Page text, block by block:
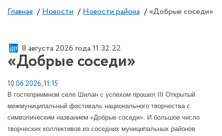
Главная / Новости / Новости района / «Добрые соседи»
8 августа 2026 года 11:32:22
«Добрые соседи»
10.06.2026, 11:15
В гостеприимном селе Шилан с успехом прошел III Открытый
межмуниципальный фестиваль национального творчества с
символическим названием «Добрые соседи». И большое число
творческих коллективов из соседних муниципальных районов